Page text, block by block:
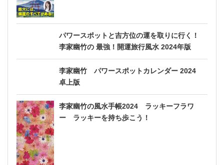
パワースポットと吉方位の運を取りに行く！
李家幽竹の 最強！開運旅行風水 2024年版
李家幽竹 パワースポットカレンダー 2024
卓上版
李家幽竹の風水手帳2024 ラッキーフラワ
ー ラッキーを持ち歩こう！